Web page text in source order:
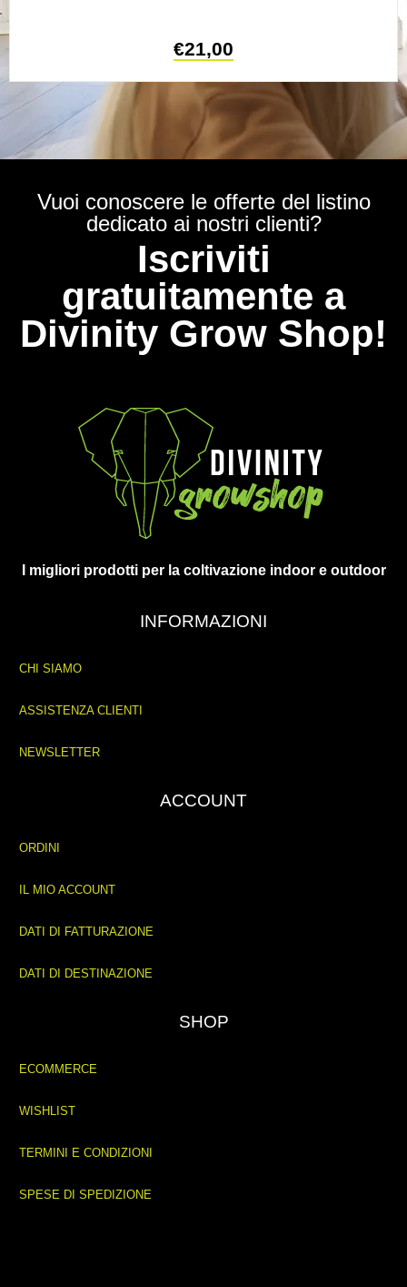
€21,00
Vuoi conoscere le offerte del listino
dedicato ai nostri clienti?
Iscriviti
gratuitamente a
Divinity Grow Shop!
I migliori prodotti per la coltivazione indoor e outdoor
INFORMAZIONI
CHI SIAMO
ASSISTENZA CLIENTI
NEWSLETTER
ACCOUNT
ORDINI
IL MIO ACCOUNT
DATI DI FATTURAZIONE
DATI DI DESTINAZIONE
SHOP
ECOMMERCE
WISHLIST
TERMINI E CONDIZIONI
SPESE DI SPEDIZIONE